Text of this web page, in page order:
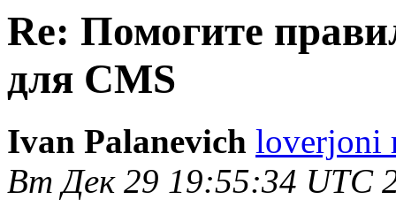
Re: Помогите
для CMS
Ivan Palanevich loverjoni
Вт Дек 29 19:55:34 UTC